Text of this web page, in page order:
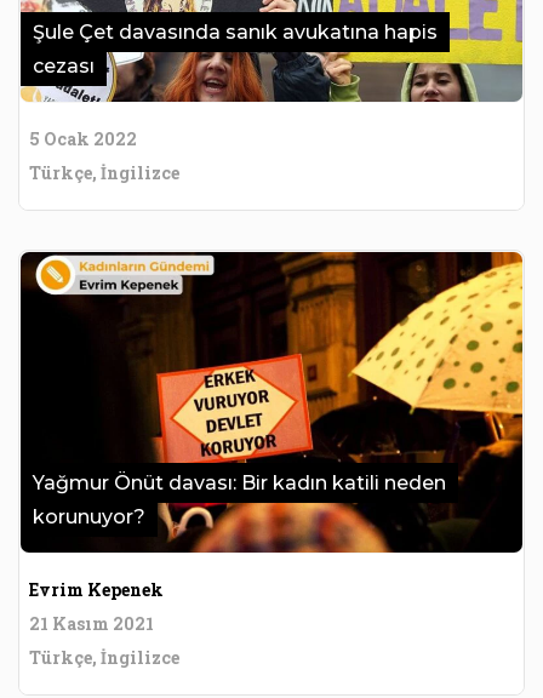
Şule Çet davasında sanık avukatına hapis
cezası
5 Ocak 2022
Türkçe, İngilizce
Yağmur Önüt davası: Bir kadın katili neden
korunuyor?
Evrim Kepenek
21 Kasım 2021
Türkçe, İngilizce